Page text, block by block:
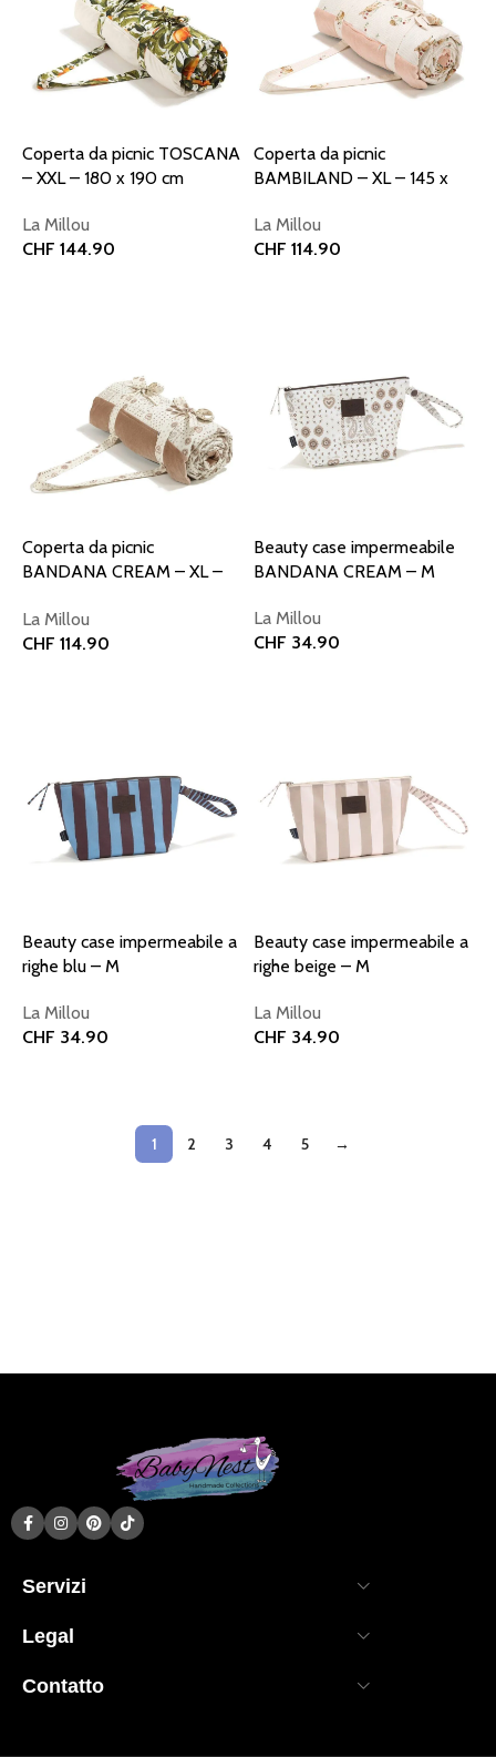
Coperta da picnic TOSCANA
– XXL – 180 x 190 cm
La Millou
CHF 144.90
Coperta da picnic
BAMBILAND – XL – 145 x
La Millou
CHF 114.90
Coperta da picnic
BANDANA CREAM – XL –
La Millou
CHF 114.90
Beauty case impermeabile
BANDANA CREAM – M
La Millou
CHF 34.90
Beauty case impermeabile a
righe blu – M
La Millou
CHF 34.90
Beauty case impermeabile a
righe beige – M
La Millou
CHF 34.90
1 2 3 4 5 →
Servizi
Legal
Contatto